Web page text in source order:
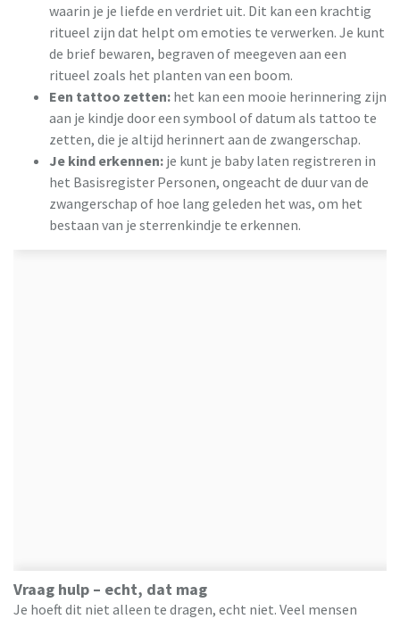
waarin je je liefde en verdriet uit. Dit kan een krachtig
ritueel zijn dat helpt om emoties te verwerken. Je kunt
de brief bewaren, begraven of meegeven aan een
ritueel zoals het planten van een boom.
Een tattoo zetten: het kan een mooie herinnering zijn
aan je kindje door een symbool of datum als tattoo te
zetten, die je altijd herinnert aan de zwangerschap.
Je kind erkennen: je kunt je baby laten registreren in
het Basisregister Personen, ongeacht de duur van de
zwangerschap of hoe lang geleden het was, om het
bestaan van je sterrenkindje te erkennen.
Vraag hulp – echt, dat mag
Je hoeft dit niet alleen te dragen, echt niet. Veel mensen